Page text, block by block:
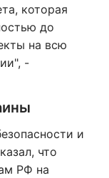
которая
до
на всю
-
и
что
РФ на